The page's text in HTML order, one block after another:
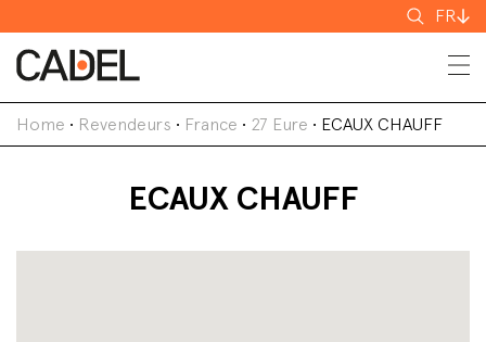
FR
Home • Revendeurs • France • 27 Eure • ECAUX CHAUFF
ECAUX CHAUFF